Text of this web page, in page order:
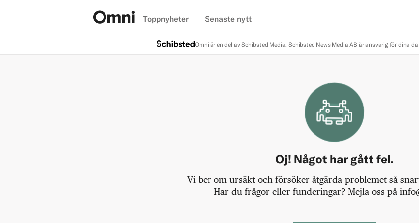
Toppnyheter Senaste nytt
Omni är en del av Schibsted Media. Schibsted News Media AB är ansvarig för dina
Oj! Något har gått fel.
Vi ber om ursäkt och försöker åtgärda problemet så
Har du frågor eller funderingar? Mejla oss på